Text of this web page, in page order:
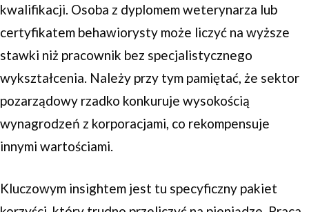
kwalifikacji. Osoba z dyplomem weterynarza lub
certyfikatem behawiorysty może liczyć na wyższe
stawki niż pracownik bez specjalistycznego
wykształcenia. Należy przy tym pamiętać, że sektor
pozarządowy rzadko konkuruje wysokością
wynagrodzeń z korporacjami, co rekompensuje
innymi wartościami.
Kluczowym insightem jest tu specyficzny pakiet